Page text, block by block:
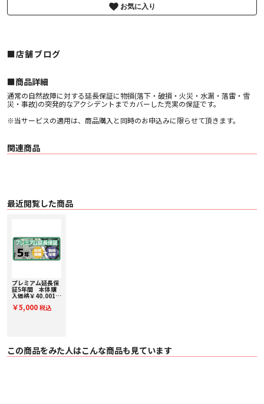
お気に入り
■店舗ブログ
■︎商品詳細
通常の自然故障に対する延長保証に物損(落下・破損・火災・水漏・落雷・雪
災・事故)の突発的なアクシデントまでカバーした充実の保証です。
※当サービスの適用は、商品購入と同時のお申込みに限らせて頂きます。
関連商品
最近閲覧した商品
プレミアム延長保
証5年間 本体購
入価格￥40,001～
PE50000
￥5,000 税込
この商品をみた人はこんな商品も見ています